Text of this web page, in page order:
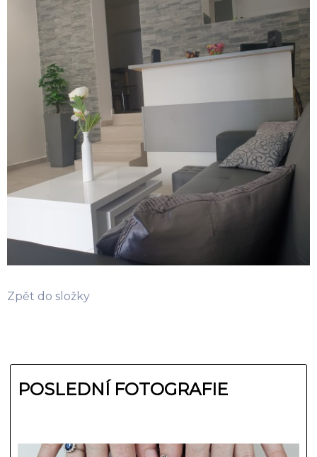
Zpět do složky
POSLEDNÍ FOTOGRAFIE